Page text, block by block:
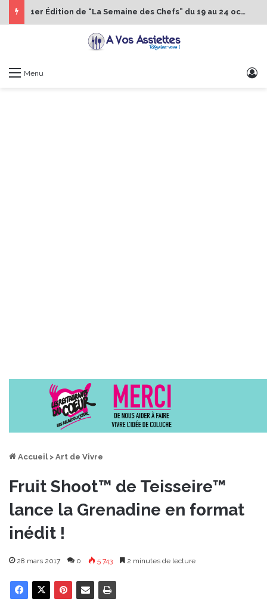
1er Édition de “La Semaine des Chefs” du 19 au 24 octobre 2026
Menu
Accueil > Art de Vivre
Fruit Shoot™ de Teisseire™
lance la Grenadine en format
inédit !
28 mars 2017 0 5 743 2 minutes de lecture